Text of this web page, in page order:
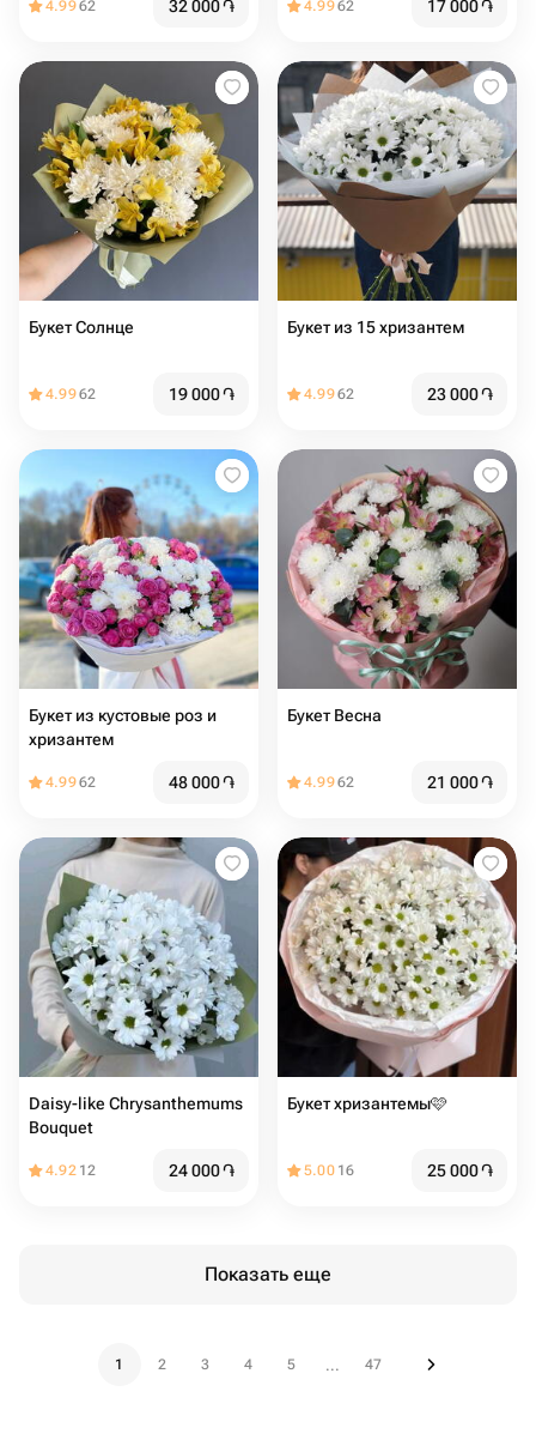
4.9962 32 000֏ 4.9962 17 000֏
Букет Солнце
4.9962 19 000֏
Букет из 15 хризантем
4.9962 23 000֏
Букет из кустовые роз и
хризантем
4.9962 48 000֏
Букет Весна
4.9962 21 000֏
Daisy-like Chrysanthemums
Bouquet
4.92 12 24 000֏
Букет хризантемы🩷
5.00 16 25 000֏
Показать еще
1 2 3 4 5 ... 47